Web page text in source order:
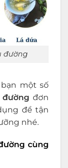
đường
một số
đơn
để tận
nhé.
cùng